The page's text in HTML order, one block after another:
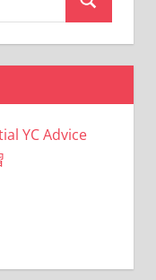
Search
YC Advice